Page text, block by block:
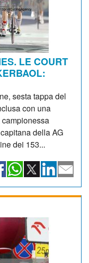
LE COURT
sesta tappa del
con una
della AG
dei 153...